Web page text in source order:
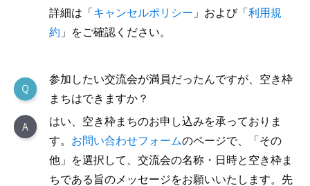
詳細は「 キャンセルポリシー 」および「 利用規
約 」をご確認ください。
参加したい交流会が満員だったんですが、空き枠
まちはできますか？
はい、空き枠まちのお申し込みを承っておりま
す。 お問い合わせフォームのページで、「その
他」を選択して、交流会の名称・日時と空き枠ま
ちである旨のメッセージをお願いいたします。先